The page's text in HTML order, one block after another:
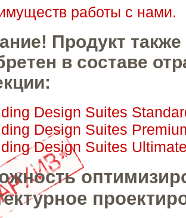
работы с нами.
Продукт
в составе
Design Suites
Design Suites
Design Suites